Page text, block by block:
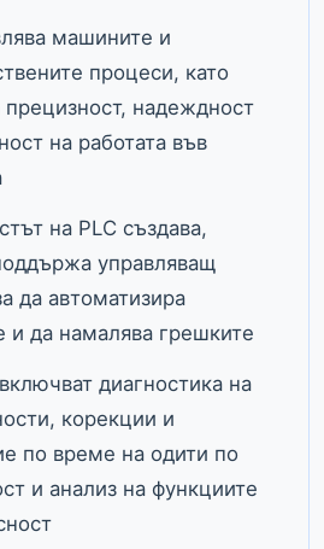
машините и
процеси, като
прецизност, надеждност
на работата във
на PLC създава,
управляващ
да автоматизира
и да намалява грешките
диагностика на
корекции и
по време на одити по
и анализ на функциите